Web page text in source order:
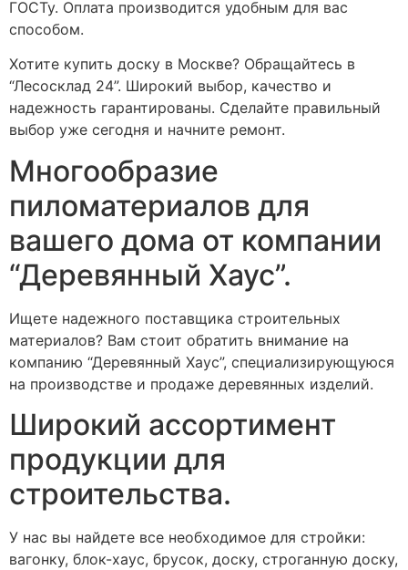
ГОСТу. Оплата производится удобным для вас
способом.
Хотите купить доску в Москве? Обращайтесь в
“Лесосклад 24”. Широкий выбор, качество и
надежность гарантированы. Сделайте правильный
выбор уже сегодня и начните ремонт.
Многообразие
пиломатериалов для
вашего дома от компании
“Деревянный Хаус”.
Ищете надежного поставщика строительных
материалов? Вам стоит обратить внимание на
компанию “Деревянный Хаус”, специализирующуюся
на производстве и продаже деревянных изделий.
Широкий ассортимент
продукции для
строительства.
У нас вы найдете все необходимое для стройки:
вагонку, блок-хаус, брусок, доску, строганную доску,